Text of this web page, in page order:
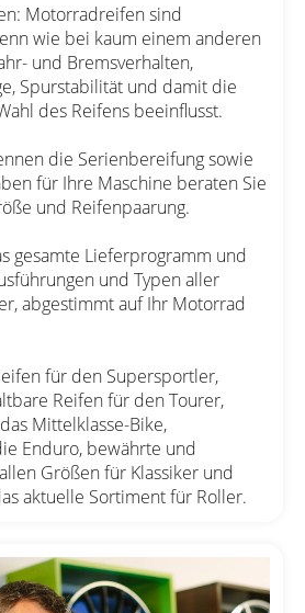
Motorradreifen sind
wie bei kaum einem anderen
und Bremsverhalten,
Spurstabilität und damit die
des Reifens beeinflusst.
die Serienbereifung sowie
für Ihre Maschine beraten Sie
und Reifenpaarung.
gesamte Lieferprogramm und
und Typen aller
abgestimmt auf Ihr Motorrad
für den Supersportler,
Reifen für den Tourer,
Mittelklasse-Bike,
Enduro, bewährte und
Größen für Klassiker und
aktuelle Sortiment für Roller.